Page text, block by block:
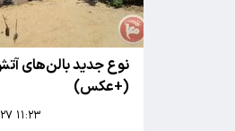
نوع جدید بالن‌های
(+عکس)
۱۳۹۷/